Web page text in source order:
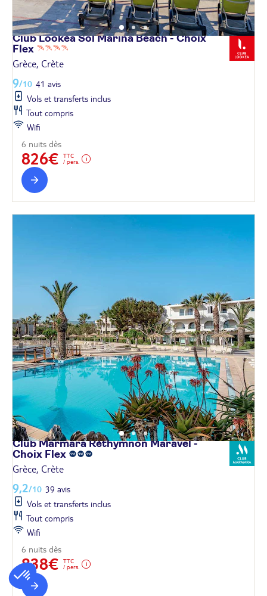
Club Lookéa Sol Marina Beach - Choix
Flex
Grèce, Crète
9/10 41 avis
Vols et transferts inclus
Tout compris
Wifi
6 nuits dès
826€
TTC
/ pers.
Club Marmara Réthymnon Maravel -
Choix Flex
Grèce, Crète
9,2/10 39 avis
Vols et transferts inclus
Tout compris
Wifi
6 nuits dès
838€
TTC
/ pers.